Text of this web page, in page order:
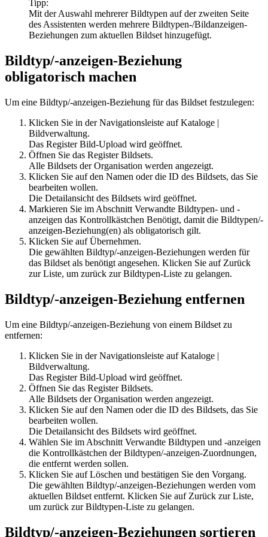
Tipp:
Mit der Auswahl mehrerer Bildtypen auf der zweiten Seite
des Assistenten werden mehrere Bildtypen-/Bildanzeigen-
Beziehungen zum aktuellen Bildset hinzugefügt.
Bildtyp/-anzeigen-Beziehung
obligatorisch machen
Um eine Bildtyp/-anzeigen-Beziehung für das Bildset festzulegen:
Klicken Sie in der Navigationsleiste aufKataloge |
Bildverwaltung.
Das RegisterBild-Upload wird geöffnet.
Öffnen Sie das RegisterBildsets.
Alle Bildsets der Organisation werden angezeigt.
Klicken Sie auf den Namen oder die ID des Bildsets, das Sie
bearbeiten wollen.
Die Detailansicht des Bildsets wird geöffnet.
Markieren Sie im Abschnitt Verwandte Bildtypen- und -
anzeigen das Kontrollkästchen Benötigt, damit die Bildtypen/-
anzeigen-Beziehung(en) als obligatorisch gilt.
Klicken Sie aufÜbernehmen.
Die gewählten Bildtyp/-anzeigen-Beziehungen werden für
das Bildset als benötigt angesehen. Klicken Sie auf Zurück
zur Liste, um zurück zur Bildtypen-Liste zu gelangen.
Bildtyp/-anzeigen-Beziehung entfernen
Um eine Bildtyp/-anzeigen-Beziehung von einem Bildset zu
entfernen:
Klicken Sie in der Navigationsleiste aufKataloge |
Bildverwaltung.
Das RegisterBild-Upload wird geöffnet.
Öffnen Sie das RegisterBildsets.
Alle Bildsets der Organisation werden angezeigt.
Klicken Sie auf den Namen oder die ID des Bildsets, das Sie
bearbeiten wollen.
Die Detailansicht des Bildsets wird geöffnet.
Wählen Sie im Abschnitt Verwandte Bildtypen und -anzeigen
die Kontrollkästchen der Bildtypen/-anzeigen-Zuordnungen,
die entfernt werden sollen.
Klicken Sie aufLöschen und bestätigen Sie den Vorgang.
Die gewählten Bildtyp/-anzeigen-Beziehungen werden vom
aktuellen Bildset entfernt. Klicken Sie auf Zurück zur Liste,
um zurück zur Bildtypen-Liste zu gelangen.
Bildtyp/-anzeigen-Beziehungen sortieren